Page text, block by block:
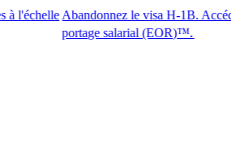
Abandonnez le visa H-1B. Accédez aux
portage salarial (EOR)™.​​